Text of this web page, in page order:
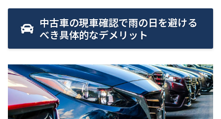
中古車の現車確認で雨の日を避ける
べき具体的なデメリット